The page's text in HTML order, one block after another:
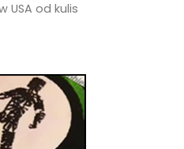
USA od kulis